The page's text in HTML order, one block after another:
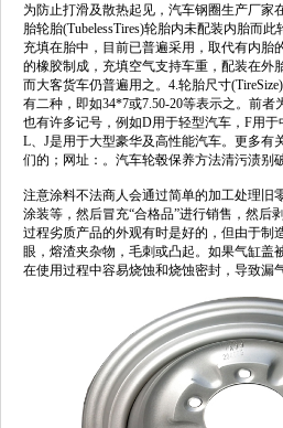
为防止打滑及散热起见， 汽车钢圈生产厂家
胎轮胎(TubelessTires)轮胎内未配装内胎而
充填在胎中，目前已普遍采用，取代有内胎
的橡胶制成，充填空气支持车重，配装在外
而大客货车仍普遍用之。4.轮胎尺寸
有二种，即如34*7或7.50-20等表示之。前者
也有许多记号，例如D用于轻型汽车，F用于
L、J是用于大型豪华及高性能汽车。更多有
们的；网址：。汽车轮毂保养方法清污渍别
注意涂料不法商人会通过简单的加工处理旧
涂装等，然后冒充“合格品”进行销售，然后
过程劣质产品的外观有时是好的，但由于制
眼，熔渣夹杂物，毛刺或凸起。如果气缸盖
在使用过程中容易烧蚀和烧蚀密封，导致漏